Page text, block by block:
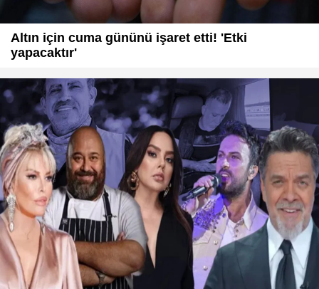
Altın için cuma gününü işaret etti! 'Etki
yapacaktır'